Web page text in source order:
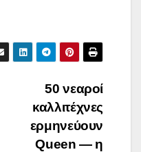
50 νεαροί
καλλιτέχνες
ερμηνεύουν
Queen — η